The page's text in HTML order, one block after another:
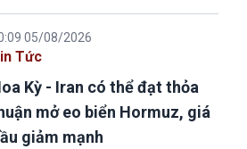
05/08/2026
Tức
Kỳ - Iran có thể đạt thỏa
mở eo biển Hormuz, giá
giảm mạnh